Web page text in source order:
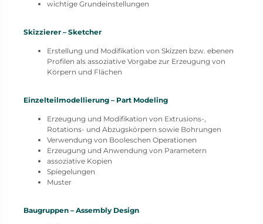
wichtige Grundeinstellungen
Skizzierer – Sketcher
Erstellung und Modifikation von Skizzen bzw. ebenen
Profilen als assoziative Vorgabe zur Erzeugung von
Körpern und Flächen
Einzelteilmodellierung – Part Modeling
Erzeugung und Modifikation von Extrusions-,
Rotations- und Abzugskörpern sowie Bohrungen
Verwendung von Booleschen Operationen
Erzeugung und Anwendung von Parametern
assoziative Kopien
Spiegelungen
Muster
Baugruppen – Assembly Design